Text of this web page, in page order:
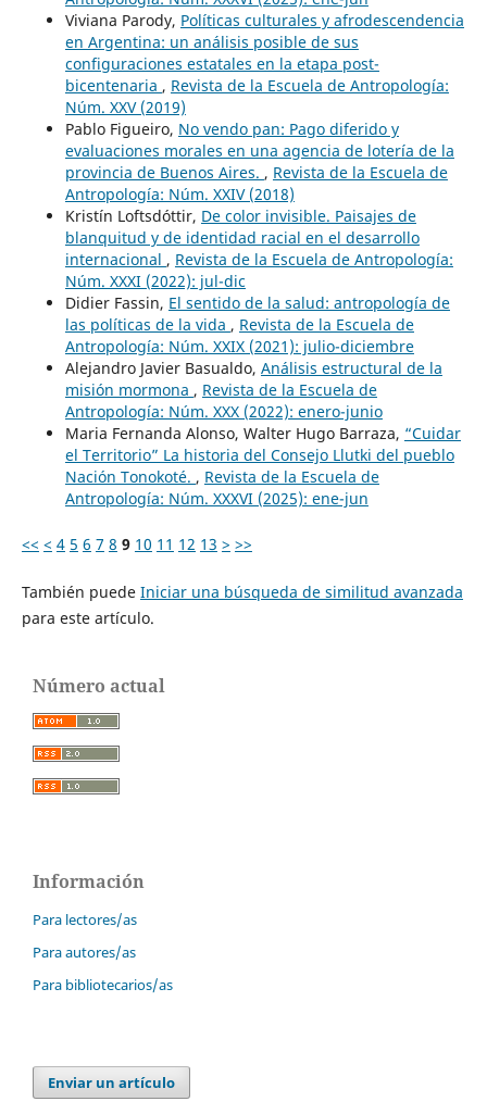
Viviana Parody, Políticas culturales y afrodescendencia
en Argentina: un análisis posible de sus
configuraciones estatales en la etapa post-
bicentenaria , Revista de la Escuela de Antropología:
Núm. XXV (2019)
Pablo Figueiro, No vendo pan: Pago diferido y
evaluaciones morales en una agencia de lotería de la
provincia de Buenos Aires. , Revista de la Escuela de
Antropología: Núm. XXIV (2018)
Kristín Loftsdóttir, De color invisible. Paisajes de
blanquitud y de identidad racial en el desarrollo
internacional , Revista de la Escuela de Antropología:
Núm. XXXI (2022): jul-dic
Didier Fassin, El sentido de la salud: antropología de
las políticas de la vida , Revista de la Escuela de
Antropología: Núm. XXIX (2021): julio-diciembre
Alejandro Javier Basualdo, Análisis estructural de la
misión mormona , Revista de la Escuela de
Antropología: Núm. XXX (2022): enero-junio
Maria Fernanda Alonso, Walter Hugo Barraza, “Cuidar
el Territorio” La historia del Consejo Llutki del pueblo
Nación Tonokoté. , Revista de la Escuela de
Antropología: Núm. XXXVI (2025): ene-jun
<< < 4 5 6 7 8 9 10 11 12 13 > >>
También puede Iniciar una búsqueda de similitud avanzada
para este artículo.
Número actual
Información
Para lectores/as
Para autores/as
Para bibliotecarios/as
Enviar un artículo